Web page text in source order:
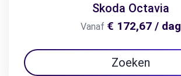
Skoda Octavia
Vanaf € 172,67 / dag
Zoeken